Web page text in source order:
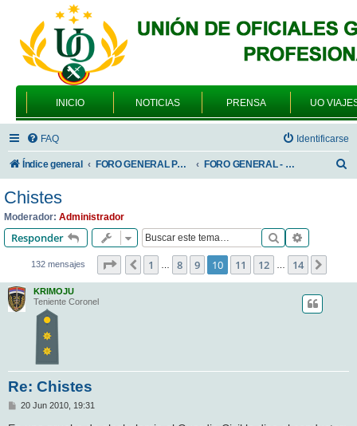
INICIO NOTICIAS PRENSA UO
FAQ Identificarse
Índice general FORO GENERAL PARA TODOS LOS USUARIOS FORO GENERAL - SONRIA, POR FAVOR
Chistes
Moderador: Administrador
Responder Buscar
132 mensajes Página 10de14
Anterior
1 … 8 9 10 11 12 … 14
KRIMOJU
Teniente Coronel
Re: Chistes
M
20 Jun 2010, 19:31